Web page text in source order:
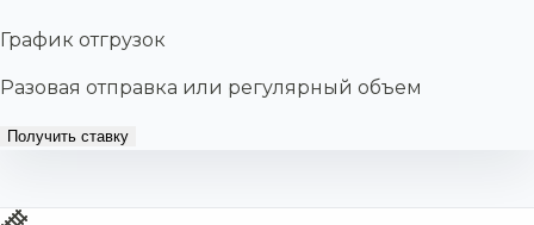
График отгрузок
Разовая отправка или регулярный объем
Получить ставку